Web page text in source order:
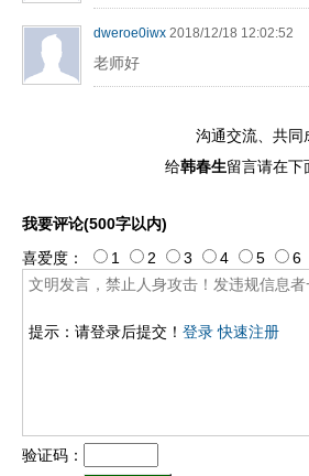
dweroe0iwx 2018/12/18 12:02:52
老师好
沟通交流、共同
给韩春生留言请在下
我要评论(500字以内)
提示：请登录后提交！ 登录 快速注册
喜爱度： 1 2 3 4 5 6
验证码：